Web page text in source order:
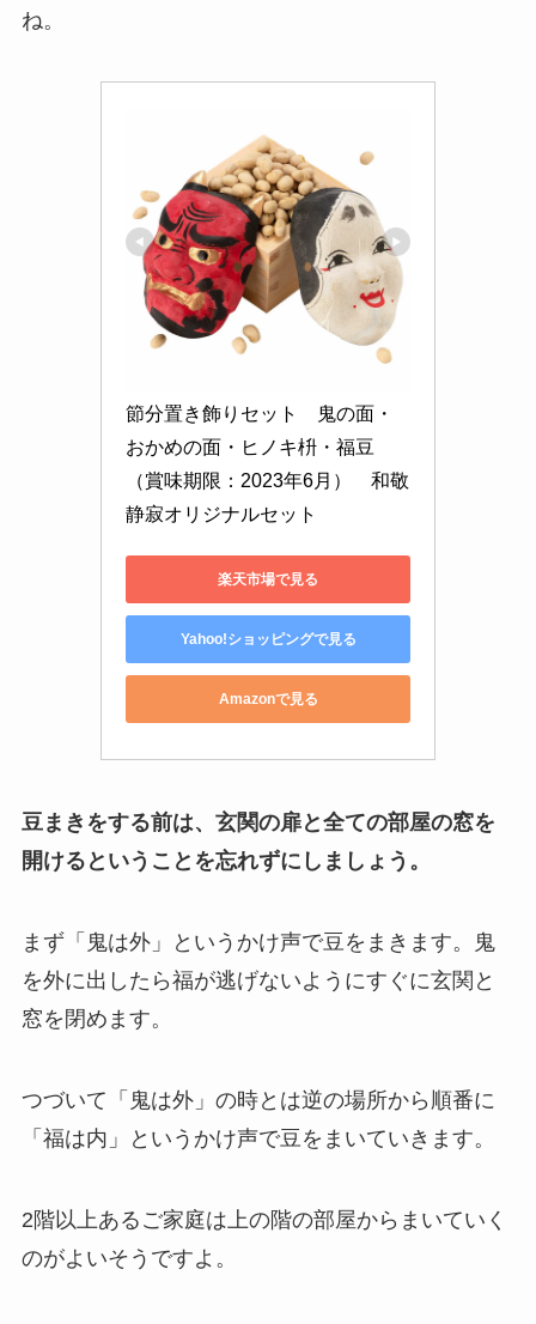
ね。
節分置き飾りセット　鬼の面・
おかめの面・ヒノキ枡・福豆
（賞味期限：2023年6月）　和敬
静寂オリジナルセット
楽天市場で見る
Yahoo!ショッピングで見る
Amazonで見る
豆まきをする前は、 玄関の扉と全ての部屋の窓を
開けるということを忘れずにしましょう。
まず「鬼は外」というかけ声で豆をまきます。
鬼
を外に出したら福が逃げないようにすぐに玄関と
窓を閉めます。
つづいて「鬼は外」の時とは逆の場所から順番に
「福は内」というかけ声で豆をまいていきます。
2階以上あるご家庭は上の階の部屋からまいていく
のがよいそうですよ。